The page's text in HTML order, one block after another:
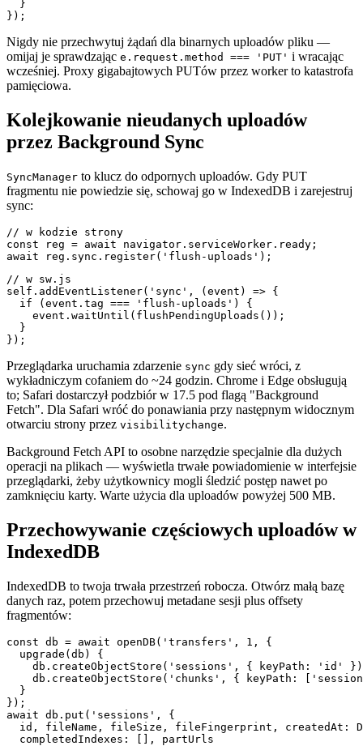
  }
Nigdy nie przechwytuj żądań dla binarnych uploadów pliku —
omijaj je sprawdzając e.request.method === 'PUT' i wracając
wcześniej. Proxy gigabajtowych PUTów przez worker to katastrofa
pamięciowa.
Kolejkowanie nieudanych uploadów
przez Background Sync
SyncManager to klucz do odpornych uploadów. Gdy PUT
fragmentu nie powiedzie się, schowaj go w IndexedDB i zarejestruj
sync:
// w kodzie strony
const reg = await navigator.serviceWorker.ready;
// w sw.js
self.addEventListener('sync', (event) => {
  if (event.tag === 'flush-uploads') {
    event.waitUntil(flushPendingUploads());
  }
Przeglądarka uruchamia zdarzenie sync gdy sieć wróci, z
wykładniczym cofaniem do ~24 godzin. Chrome i Edge obsługują
to; Safari dostarczył podzbiór w 17.5 pod flagą "Background
Fetch". Dla Safari wróć do ponawiania przy następnym widocznym
otwarciu strony przez visibilitychange.
Background Fetch API to osobne narzędzie specjalnie dla dużych
operacji na plikach — wyświetla trwałe powiadomienie w interfejsie
przeglądarki, żeby użytkownicy mogli śledzić postęp nawet po
zamknięciu karty. Warte użycia dla uploadów powyżej 500 MB.
Przechowywanie częściowych uploadów w
IndexedDB
IndexedDB to twoja trwała przestrzeń robocza. Otwórz małą bazę
danych raz, potem przechowuj metadane sesji plus offsety
fragmentów:
const db = await openDB('transfers', 1, {
  upgrade(db) {
db.createObjectStore('sessions', { keyPath: 'id'
db.createObjectStore('chunks', { keyPath:
  }
});
await db.put('sessions', {
id, fileName, fileSize, fileFingerprint, createdAt:
  completedIndexes: [], partUrls